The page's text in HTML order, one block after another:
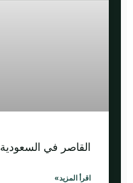
القاصر في السعودية
اقرأ المزيد»